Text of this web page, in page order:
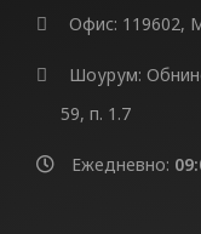
Потолочные
Подвесные
Трековые
Встраиваемые
Офис: 119602,
Шоурум:
59, п. 1.7
Ежедневно: